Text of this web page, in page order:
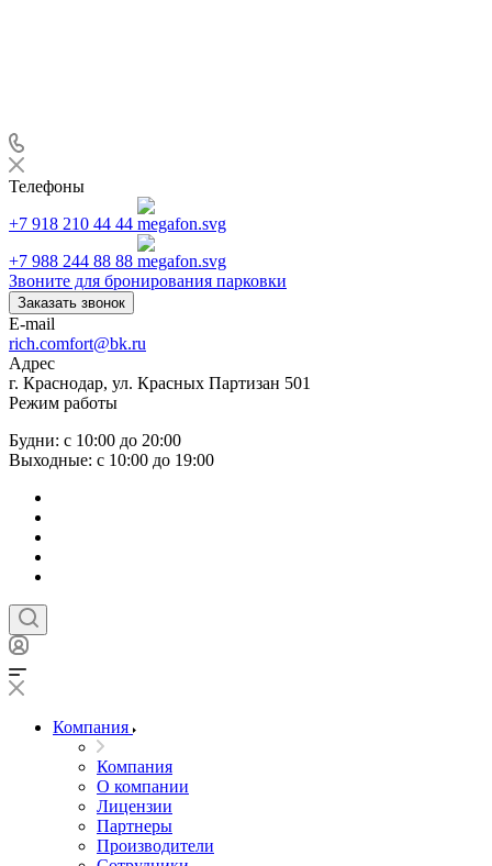
Телефоны
+7 918 210 44 44
+7 988 244 88 88
Звоните для бронирования парковки
Заказать звонок
E-mail
rich.comfort@bk.ru
Адрес
г. Краснодар, ул. Красных Партизан 501
Режим работы
Будни: с 10:00 до 20:00
Выходные: с 10:00 до 19:00
Компания
Компания
О компании
Лицензии
Партнеры
Производители